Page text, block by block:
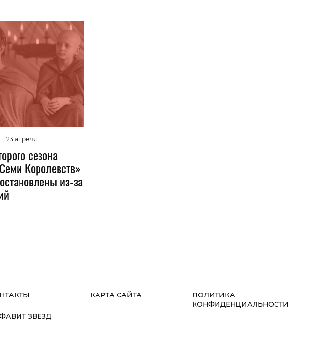
23 апреля
сезона
Королевств»
из-за
КАРТА САЙТА
ПОЛИТИКА
КОНФИДЕНЦИАЛЬНОСТИ
ЗВЕЗД